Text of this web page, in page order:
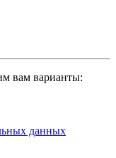
вам варианты:
данных